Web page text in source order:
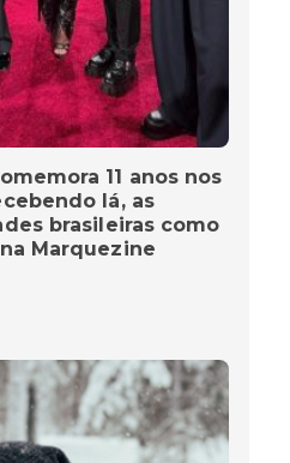
11 anos nos
lá, as
brasileiras como
Marquezine